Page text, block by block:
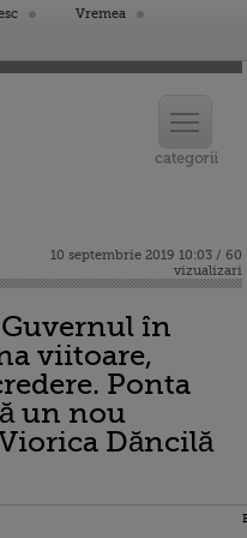
Vremea
10 septembrie 2019 10:03 / 60
vizualizari
în
viitoare,
Ponta
un nou
Dăncilă